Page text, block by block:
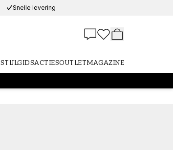
Snelle levering
STIJLGIDSACTIESOUTLETMAGAZINE